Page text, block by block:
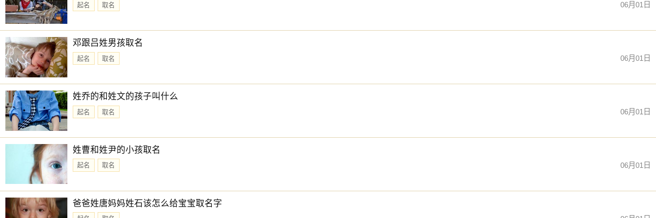
起名 取名 06月01日
邓跟吕姓男孩取名
起名 取名 06月01日
姓乔的和姓文的孩子叫什么
起名 取名 06月01日
姓曹和姓尹的小孩取名
起名 取名 06月01日
爸爸姓唐妈妈姓石该怎么给宝宝取名字